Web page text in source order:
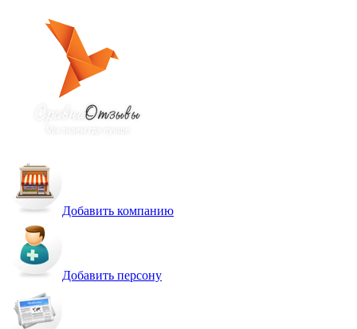
Добавить компанию
Добавить персону